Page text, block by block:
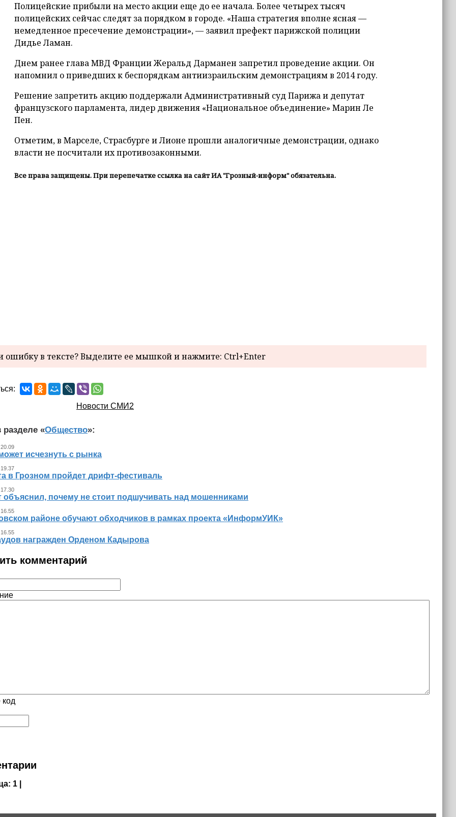
Полицейские прибыли на место акции еще до ее начала. Более четырех тысяч
полицейских сейчас следят за порядком в городе. «Наша стратегия вполне ясная —
немедленное пресечение демонстрации», — заявил префект парижской полиции
Дидье Ламан.
Днем ранее глава МВД Франции Жеральд Дарманен запретил проведение акции. Он
напомнил о приведших к беспорядкам антиизраильским демонстрациям в 2014 году.
Решение запретить акцию поддержали Административный суд Парижа и депутат
французского парламента, лидер движения «Национальное объединение» Марин Ле
Пен.
Отметим, в Марселе, Страсбурге и Лионе прошли аналогичные демонстрации, однако
власти не посчитали их противозаконными.
Все права защищены. При перепечатке ссылка на сайт ИА "Грозный-информ" обязательна.
в тексте? Выделите ее мышкой и нажмите: Ctrl+Enter
Новости СМИ2
разделе «Общество»:
исчезнуть с рынка
в Грозном пройдет дрифт-фестиваль
объяснил, почему не стоит подшучивать над мошенниками
районе обучают обходчиков в рамках проекта «ИнформУИК»
награжден Орденом Кадырова
комментарий
код
1 |